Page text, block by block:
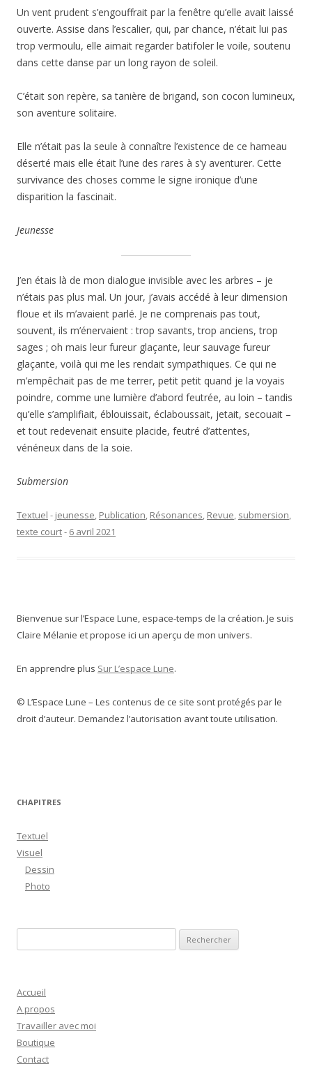
Un vent prudent s’engouffrait par la fenêtre qu’elle avait laissé
ouverte. Assise dans l’escalier, qui, par chance, n’était lui pas
trop vermoulu, elle aimait regarder batifoler le voile, soutenu
dans cette danse par un long rayon de soleil.
C’était son repère, sa tanière de brigand, son cocon lumineux,
son aventure solitaire.
Elle n’était pas la seule à connaître l’existence de ce hameau
déserté mais elle était l’une des rares à s’y aventurer. Cette
survivance des choses comme le signe ironique d’une
disparition la fascinait.
Jeunesse
J’en étais là de mon dialogue invisible avec les arbres – je
n’étais pas plus mal. Un jour, j’avais accédé à leur dimension
floue et ils m’avaient parlé. Je ne comprenais pas tout,
souvent, ils m’énervaient : trop savants, trop anciens, trop
sages ; oh mais leur fureur glaçante, leur sauvage fureur
glaçante, voilà qui me les rendait sympathiques. Ce qui ne
m’empêchait pas de me terrer, petit petit quand je la voyais
poindre, comme une lumière d’abord feutrée, au loin – tandis
qu’elle s’amplifiait, éblouissait, éclaboussait, jetait, secouait –
et tout redevenait ensuite placide, feutré d’attentes,
vénéneux dans de la soie.
Submersion
Textuel - jeunesse, Publication, Résonances, Revue, submersion,
texte court- 6 avril 2021
Bienvenue sur l’Espace Lune, espace-temps de la création. Je suis
Claire Mélanie et propose ici un aperçu de mon univers.
En apprendre plus Sur L’espace Lune.
© L’Espace Lune – Les contenus de ce site sont protégés par le
droit d’auteur. Demandez l’autorisation avant toute utilisation.
CHAPITRES
Textuel
Visuel
Dessin
Photo
e
h
e
r
c
h
Accueil
A propos
Travailler avec moi
Boutique
Contact